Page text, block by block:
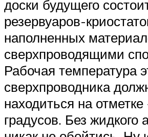
доски будущего
резервуаров-
наполненных
сверхпроводящими
Рабочая температура
сверхпроводника
находиться на
градусов. Без жидкого